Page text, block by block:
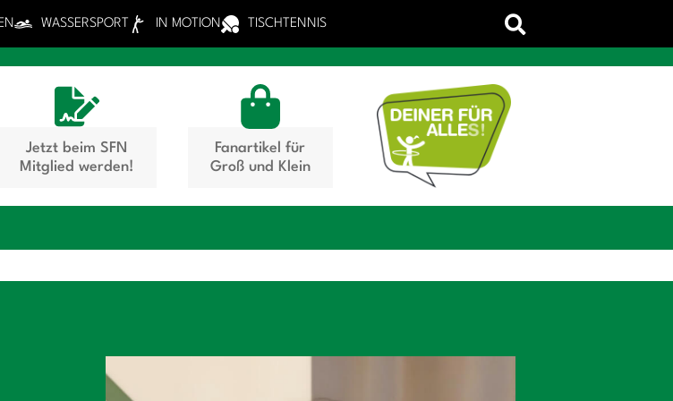
WASSERSPORT IN MOTION TISCHTENNIS
Jetzt beim SFN
Mitglied werden!
Fanartikel für
Groß und Klein